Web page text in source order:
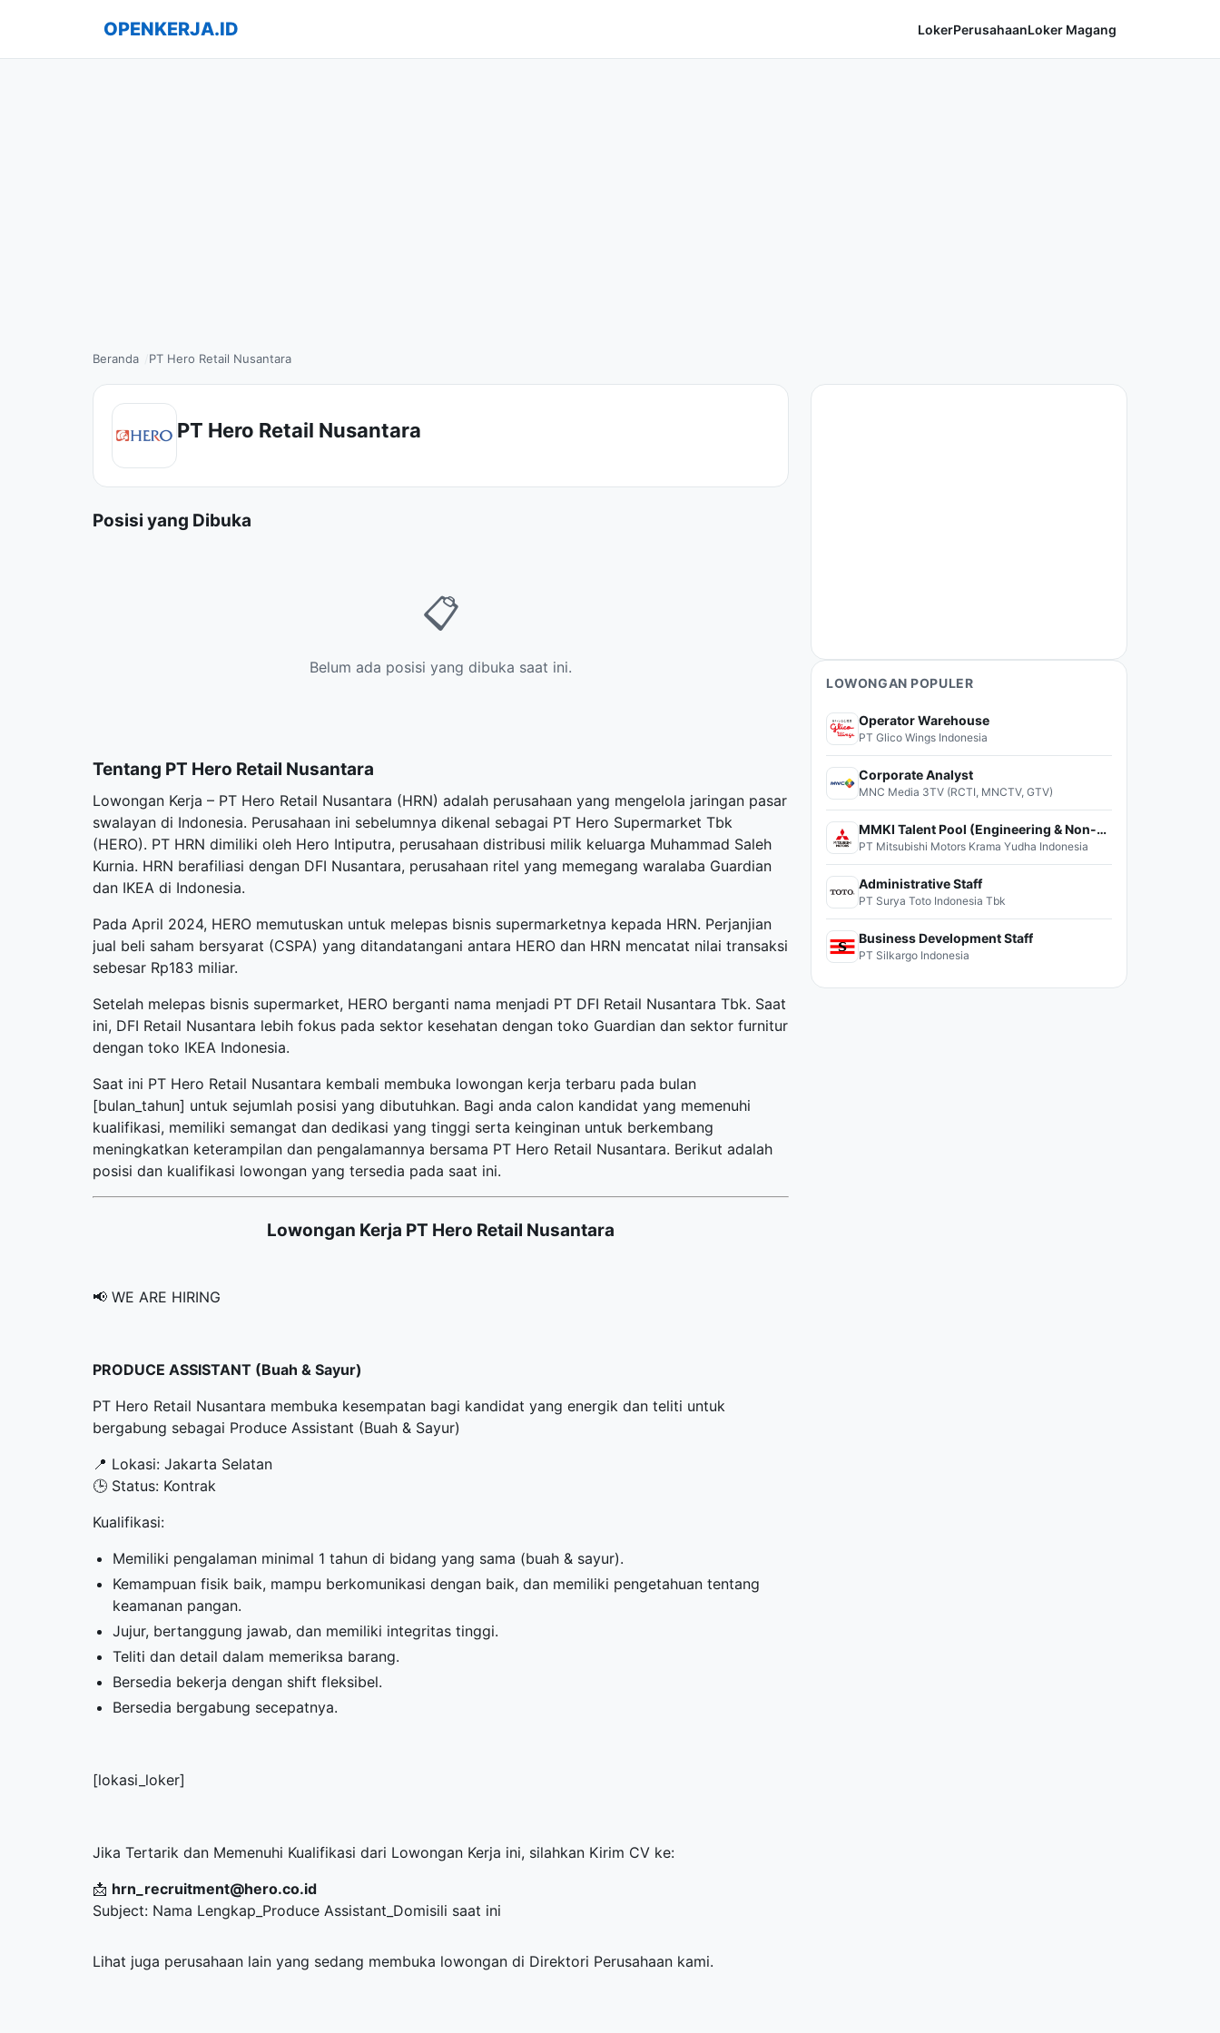
OPENKERJA.ID LokerPerusahaanLoker Magang
Beranda PT Hero Retail Nusantara
PT Hero Retail Nusantara
Posisi yang Dibuka
📋
Belum ada posisi yang dibuka saat ini.
Tentang PT Hero Retail Nusantara
Lowongan Kerja – PT Hero Retail Nusantara (HRN) adalah perusahaan yang mengelola jaringan pasar
swalayan di Indonesia. Perusahaan ini sebelumnya dikenal sebagai PT Hero Supermarket Tbk
(HERO). PT HRN dimiliki oleh Hero Intiputra, perusahaan distribusi milik keluarga Muhammad Saleh
Kurnia. HRN berafiliasi dengan DFI Nusantara, perusahaan ritel yang memegang waralaba Guardian
dan IKEA di Indonesia.
Pada April 2024, HERO memutuskan untuk melepas bisnis supermarketnya kepada HRN. Perjanjian
jual beli saham bersyarat (CSPA) yang ditandatangani antara HERO dan HRN mencatat nilai transaksi
sebesar Rp183 miliar.
Setelah melepas bisnis supermarket, HERO berganti nama menjadi PT DFI Retail Nusantara Tbk. Saat
ini, DFI Retail Nusantara lebih fokus pada sektor kesehatan dengan toko Guardian dan sektor furnitur
dengan toko IKEA Indonesia.
Saat ini PT Hero Retail Nusantara kembali membuka lowongan kerja terbaru pada bulan
[bulan_tahun] untuk sejumlah posisi yang dibutuhkan. Bagi anda calon kandidat yang memenuhi
kualifikasi, memiliki semangat dan dedikasi yang tinggi serta keinginan untuk berkembang
meningkatkan keterampilan dan pengalamannya bersama PT Hero Retail Nusantara. Berikut adalah
posisi dan kualifikasi lowongan yang tersedia pada saat ini.
Lowongan Kerja PT Hero Retail Nusantara
📢 WE ARE HIRING
PRODUCE ASSISTANT (Buah & Sayur)
PT Hero Retail Nusantara membuka kesempatan bagi kandidat yang energik dan teliti untuk
bergabung sebagai Produce Assistant (Buah & Sayur)
📍 Lokasi: Jakarta Selatan
🕒 Status: Kontrak
Kualifikasi:
Memiliki pengalaman minimal 1 tahun di bidang yang sama (buah & sayur).
Kemampuan fisik baik, mampu berkomunikasi dengan baik, dan memiliki pengetahuan tentang
keamanan pangan.
Jujur, bertanggung jawab, dan memiliki integritas tinggi.
Teliti dan detail dalam memeriksa barang.
Bersedia bekerja dengan shift fleksibel.
Bersedia bergabung secepatnya.
[lokasi_loker]
Jika Tertarik dan Memenuhi Kualifikasi dari Lowongan Kerja ini, silahkan Kirim CV ke:
📩 hrn_recruitment@hero.co.id
Subject: Nama Lengkap_Produce Assistant_Domisili saat ini
Lihat juga perusahaan lain yang sedang membuka lowongan di Direktori Perusahaan kami.
LOWONGAN POPULER
Operator Warehouse
PT Glico Wings Indonesia
Corporate Analyst
MNC Media 3TV (RCTI, MNCTV, GTV)
MMKI Talent Pool (Engineering & Non-Engineering)
PT Mitsubishi Motors Krama Yudha Indonesia
Administrative Staff
PT Surya Toto Indonesia Tbk
Business Development Staff
PT Silkargo Indonesia